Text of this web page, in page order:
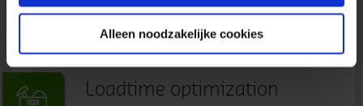
Alleen noodzakelijke cookies
» Lees meer van 'Loadtime optimization (deel 2)'
Loadtime optimization